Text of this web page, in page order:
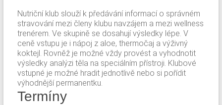
Nutriční klub slouží k předávání informací o správném
stravování mezi členy klubu navzájem a mezi wellness
trenérem. Ve skupině se dosahují výsledky lépe. V
ceně vstupu je i nápoj z aloe, thermočaj a výživný
koktejl. Rovněž je možné vždy provést a vyhodnotit
výsledky analýzi těla na speciálním přístroji. Klubové
vstupné je možné hradit jednotlivě nebo si pořídit
výhodnější permanentku.
Termíny